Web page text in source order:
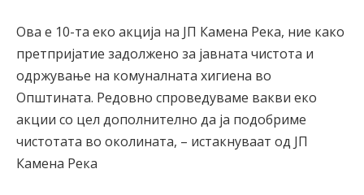
Ова е 10-та еко акција на ЈП Камена Река, ние како
претпријатие задолжено за јавната чистота и
одржување на комуналната хигиена во
Општината. Редовно спроведуваме вакви еко
акции со цел дополнително да ја подобриме
чистотата во околината, – истакнуваат од ЈП
Камена Река